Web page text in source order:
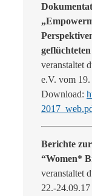
veranstaltet
e.V. vom
Download:
Berichte
“Women*
veranstaltet
22.-